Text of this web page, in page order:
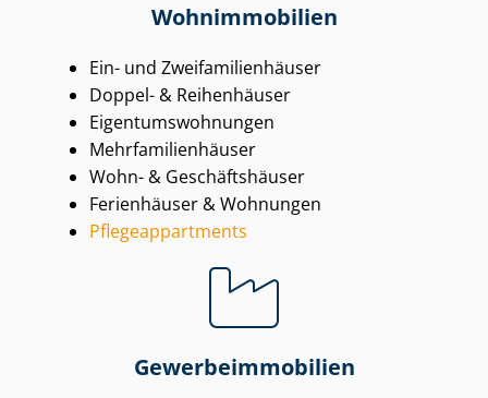
Wohnimmobilien
Ein- und Zwei­fa­mi­li­en­häu­ser
Doppel- & Reihenhäuser
Ei­gen­tums­woh­nun­gen
Mehr­fa­mi­li­en­häu­ser
Wohn- & Geschäftshäuser
Ferienhäuser & Wohnungen
Pfle­ge­ap­part­ments
Ge­wer­be­im­mo­bi­li­en